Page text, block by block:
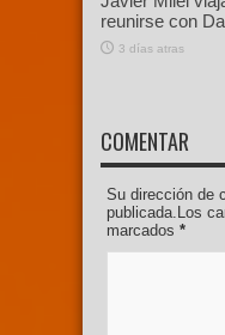
reunirse con
3 días atras
COMENTAR
Su dirección de
publicada.Los
marcados *